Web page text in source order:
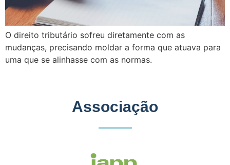
O direito tributário sofreu diretamente com as
mudanças, precisando moldar a forma que atuava para
uma que se alinhasse com as normas.
Associação